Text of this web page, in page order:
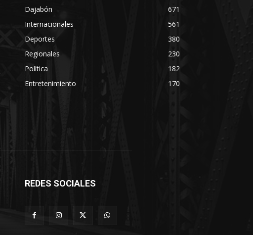
Dajabón
671
Internacionales
561
Deportes
380
Regionales
230
Política
182
Entretenimiento
170
REDES SOCIALES